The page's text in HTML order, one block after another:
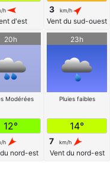
h
d'est
3 km/h
Vent du sud-ouest
20h
Modérées
12°
h
nord-est
23h
Pluies faibles
14°
7 km/h
Vent du nord-est